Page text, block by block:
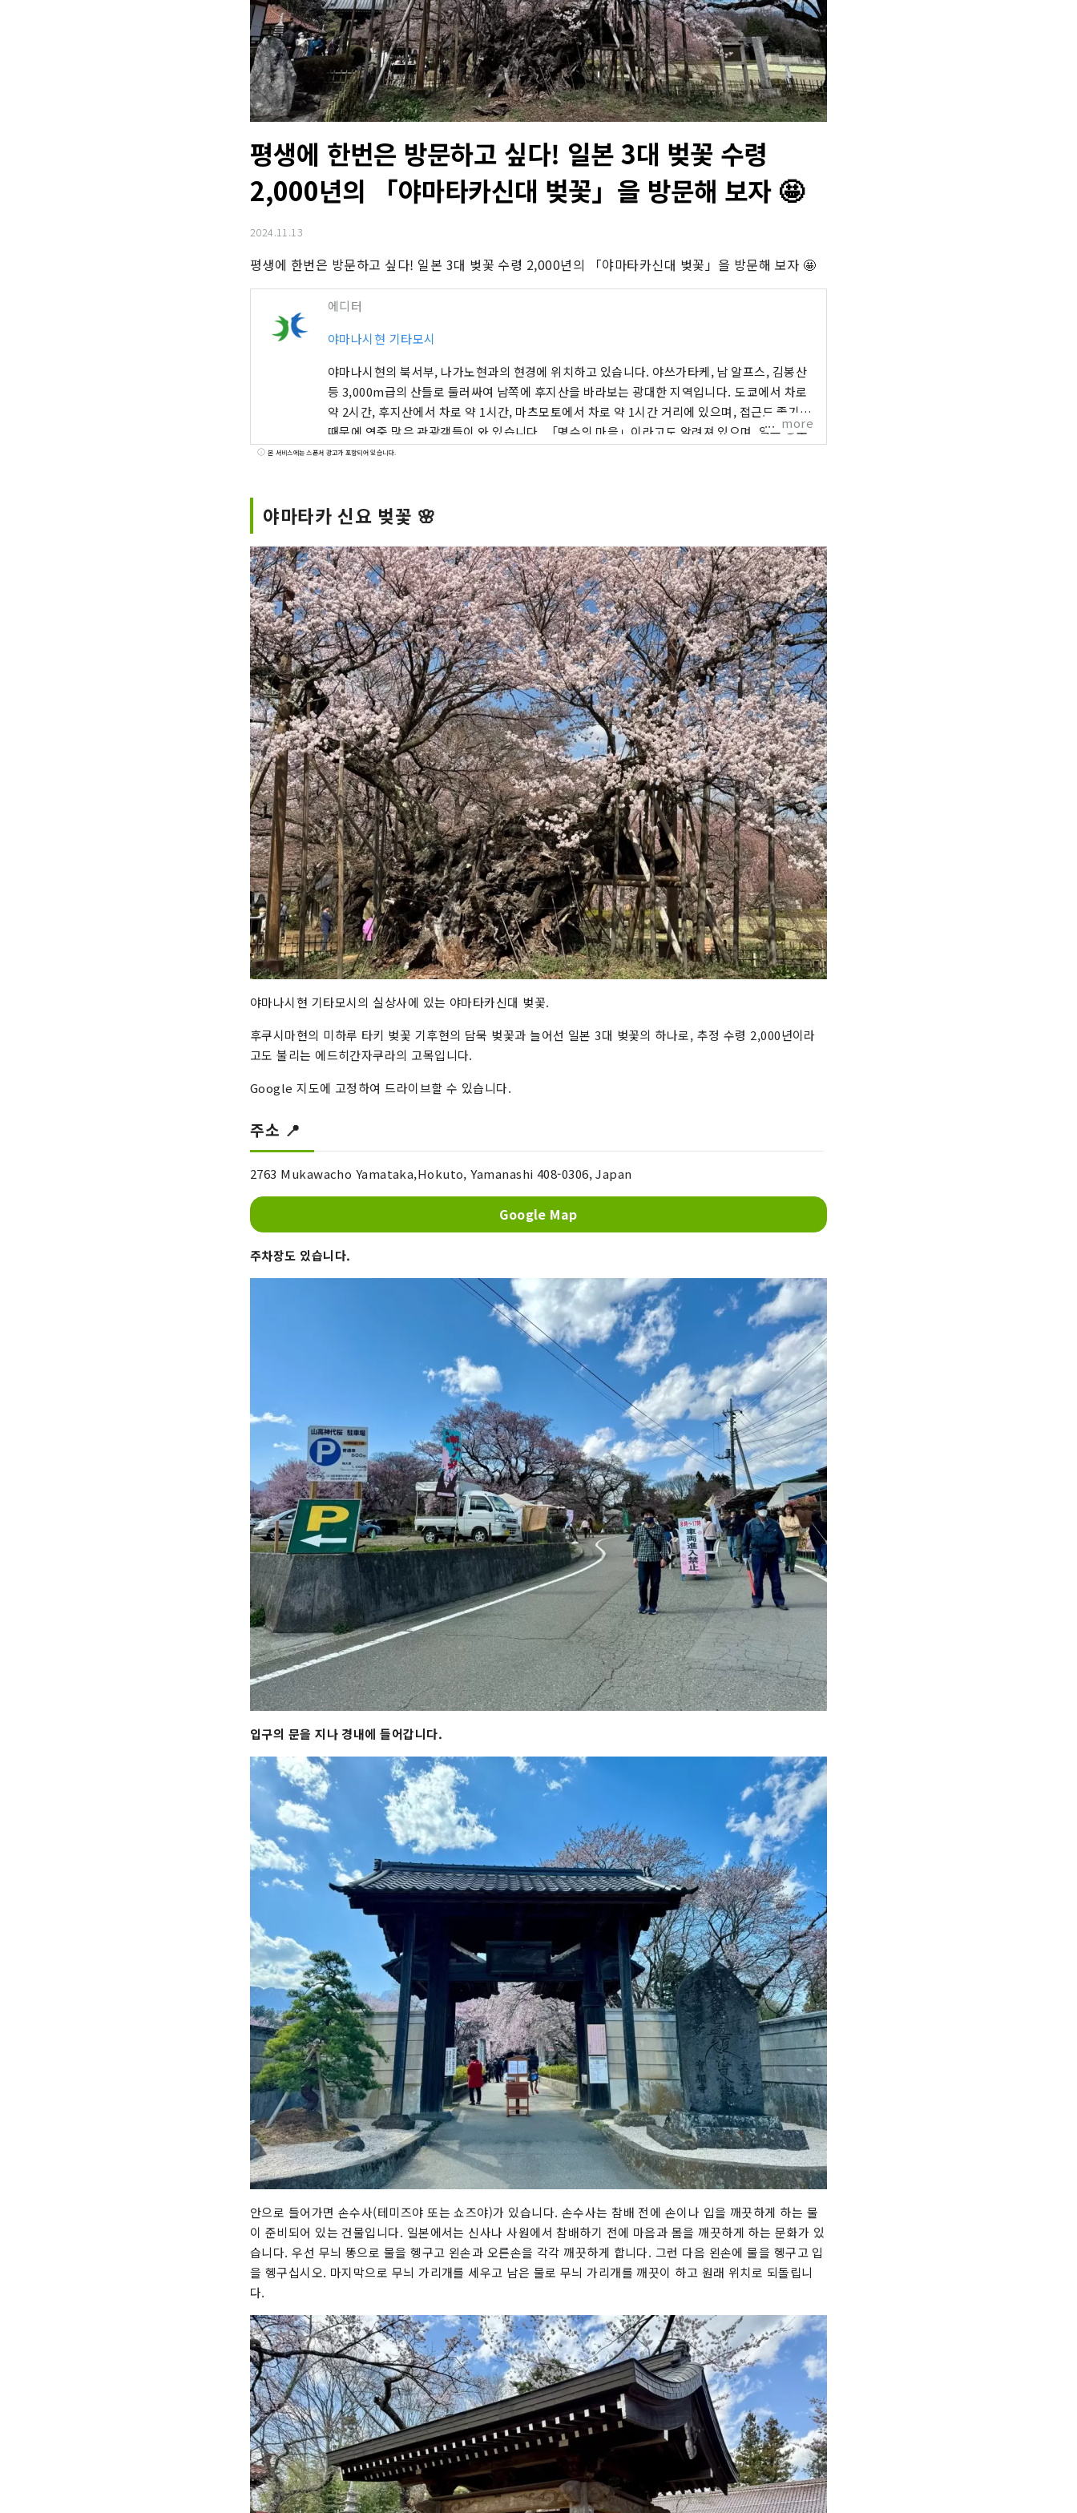
평생에 한번은 방문하고 싶다! 일본 3대 벚꽃 수령
2,000년의 「야마타카신대 벚꽃」을 방문해 보자 🤩
2024.11.13
평생에 한번은 방문하고 싶다! 일본 3대 벚꽃 수령 2,000년의 「야마타카신대 벚꽃」을 방문해 보자 🤩
에디터
야마나시현 기타모시
야마나시현의 북서부, 나가노현과의 현경에 위치하고 있습니다. 야쓰가타케, 남 알프스, 김봉산
등 3,000m급의 산들로 둘러싸여 남쪽에 후지산을 바라보는 광대한 지역입니다. 도쿄에서 차로
약 2시간, 후지산에서 차로 약 1시간, 마츠모토에서 차로 약 1시간 거리에 있으며, 접근도 좋기
때문에 연중 많은 관광객들이 와 있습니다. 「명수의 마을」이라고도 알려져 있으며, 일본 명수
백선에는 3곳이 선택되어 있습니다. 이 풍부한 물의 은혜는 천연수로서 사랑받고, 미네랄 워터는
more
본 서비스에는 스폰서 광고가 포함되어 있습니다.
야마타카 신요 벚꽃 🌸
야마나시현 기타모시의 실상사에 있는 야마타카신대 벚꽃.
후쿠시마현의 미하루 타키 벚꽃 기후현의 담묵 벚꽃과 늘어선 일본 3대 벚꽃의 하나로, 추정 수령 2,000년이라
고도 불리는 에드히간자쿠라의 고목입니다.
Google 지도에 고정하여 드라이브할 수 있습니다.
주소 📍
2763 Mukawacho Yamataka,Hokuto, Yamanashi 408-0306, Japan
Google Map
주차장도 있습니다.
입구의 문을 지나 경내에 들어갑니다.
안으로 들어가면 손수사(테미즈야 또는 쇼즈야)가 있습니다. 손수사는 참배 전에 손이나 입을 깨끗하게 하는 물
이 준비되어 있는 건물입니다. 일본에서는 신사나 사원에서 참배하기 전에 마음과 몸을 깨끗하게 하는 문화가 있
습니다. 우선 무늬 똥으로 물을 헹구고 왼손과 오른손을 각각 깨끗하게 합니다. 그런 다음 왼손에 물을 헹구고 입
을 헹구십시오. 마지막으로 무늬 가리개를 세우고 남은 물로 무늬 가리개를 깨끗이 하고 원래 위치로 되돌립니
다.